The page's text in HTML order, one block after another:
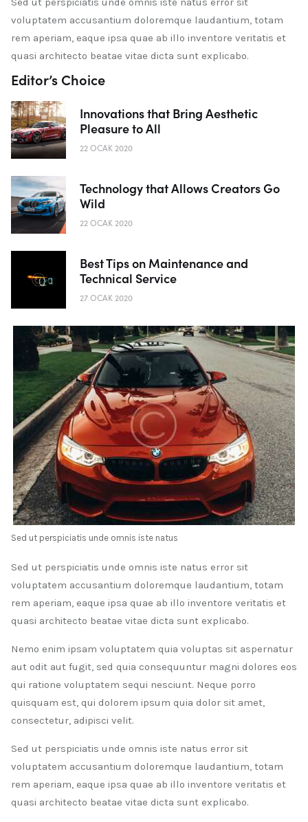
voluptatem accusantium doloremque laudantium, totam
rem aperiam, eaque ipsa quae ab illo inventore veritatis et
quasi architecto beatae vitae dicta sunt explicabo.
Editor’s Choice
Innovations that Bring Aesthetic
Pleasure to All
22 OCAK 2020
Technology that Allows Creators Go
Wild
22 OCAK 2020
Best Tips on Maintenance and
Technical Service
27 OCAK 2020
Sed ut perspiciatis unde omnis iste natus
Sed ut perspiciatis unde omnis iste natus error sit
voluptatem accusantium doloremque laudantium, totam
rem aperiam, eaque ipsa quae ab illo inventore veritatis et
quasi architecto beatae vitae dicta sunt explicabo.
Nemo enim ipsam voluptatem quia voluptas sit aspernatur
aut odit aut fugit, sed quia consequuntur magni dolores eos
qui ratione voluptatem sequi nesciunt. Neque porro
quisquam est, qui dolorem ipsum quia dolor sit amet,
consectetur, adipisci velit.
Sed ut perspiciatis unde omnis iste natus error sit
voluptatem accusantium doloremque laudantium, totam
rem aperiam, eaque ipsa quae ab illo inventore veritatis et
quasi architecto beatae vitae dicta sunt explicabo.